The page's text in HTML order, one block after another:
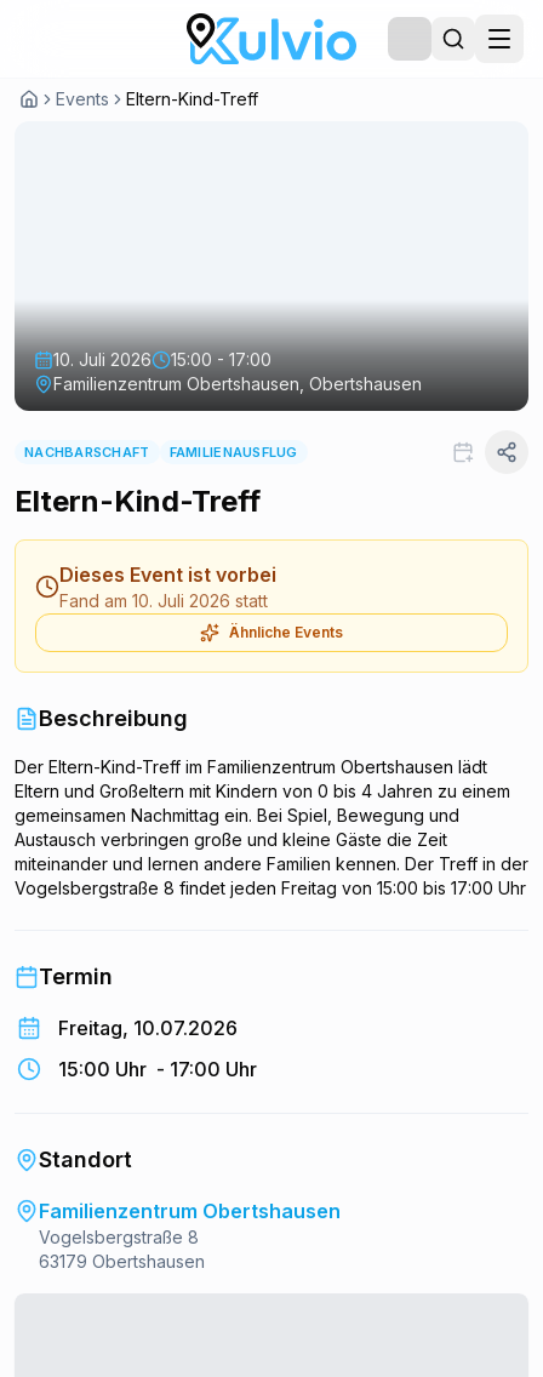
Events Eltern-Kind-Treff
10. Juli 2026
15:00 - 17:00
Familienzentrum Obertshausen, Obertshausen
NACHBARSCHAFT FAMILIENAUSFLUG
Eltern-Kind-Treff
Dieses Event ist vorbei
Fand am 10. Juli 2026 statt
Ähnliche Events
Beschreibung
Der Eltern-Kind-Treff im Familienzentrum Obertshausen lädt
Eltern und Großeltern mit Kindern von 0 bis 4 Jahren zu einem
gemeinsamen Nachmittag ein. Bei Spiel, Bewegung und
Austausch verbringen große und kleine Gäste die Zeit
miteinander und lernen andere Familien kennen. Der Treff in der
Vogelsbergstraße 8 findet jeden Freitag von 15:00 bis 17:00 Uhr
Termin
Freitag, 10.07.2026
15:00 Uhr - 17:00 Uhr
Standort
Familienzentrum Obertshausen
Vogelsbergstraße 8
63179 Obertshausen